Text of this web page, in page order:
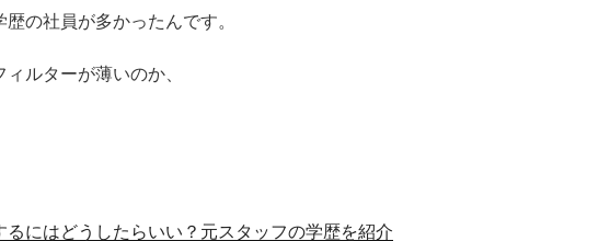
の社員が多かったんです。
ルターが薄いのか、
るにはどうしたらいい？元スタッフの学歴を紹介